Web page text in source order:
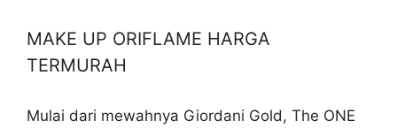
MAKE UP ORIFLAME HARGA
TERMURAH
Mulai dari mewahnya Giordani Gold, The ONE